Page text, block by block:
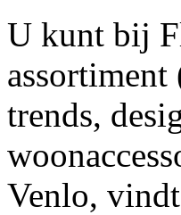
U kunt bij
trends,
Venlo,